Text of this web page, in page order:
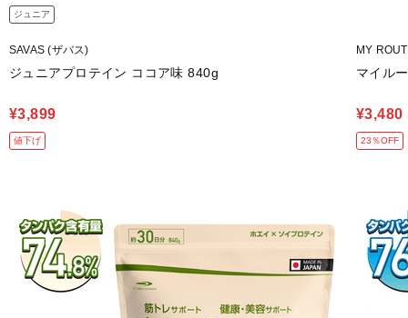
ジュニア
SAVAS (ザバス)
ジュニアプロテイン ココア味 840g
¥3,899
値下げ
MY
マイル
¥3,480
23％OFF